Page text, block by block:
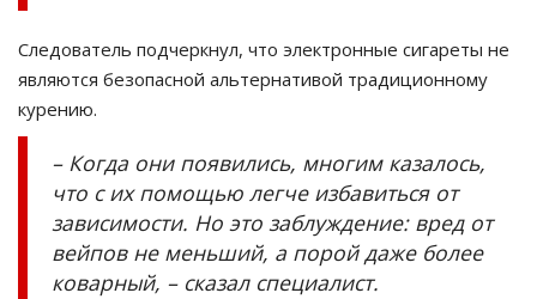
Следователь подчеркнул, что электронные сигареты не
являются безопасной альтернативой традиционному
курению.
– Когда они появились, многим казалось,
что с их помощью легче избавиться от
зависимости. Но это заблуждение: вред от
вейпов не меньший, а порой даже более
коварный, – сказал специалист.